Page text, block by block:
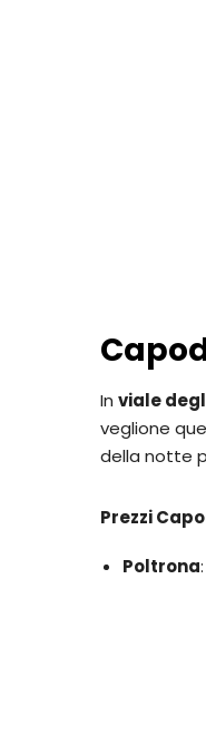
In viale
veglione
della notte
Prezzi
Poltrona